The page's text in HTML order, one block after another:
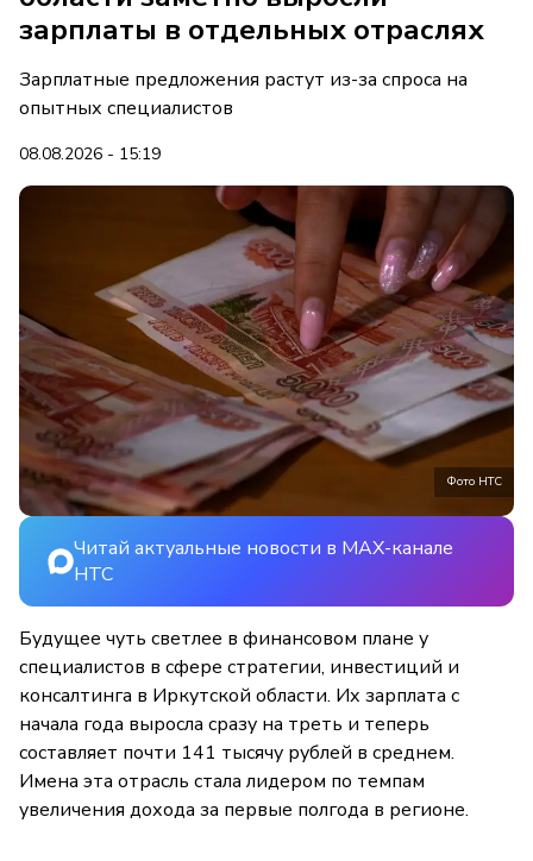
зарплаты в отдельных отраслях
Зарплатные предложения растут из-за спроса на
опытных специалистов
08.08.2026 - 15:19
Фото НТС
Читай актуальные новости в MAX-канале
НТС
Будущее чуть светлее в финансовом плане у
специалистов в сфере стратегии, инвестиций и
консалтинга в Иркутской области. Их зарплата с
начала года выросла сразу на треть и теперь
составляет почти 141 тысячу рублей в среднем.
Имена эта отрасль стала лидером по темпам
увеличения дохода за первые полгода в регионе.